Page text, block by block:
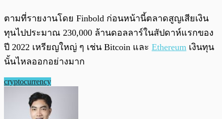
ตามที่รายงานโดย Finbold ก่อนหน้านี้ตลาดสูญเสียเงิน
ทุนไปประมาณ 230,000 ล้านดอลลาร์ในสัปดาห์แรกของ
ปี 2022 เหรียญใหญ่ ๆ เช่น Bitcoin และ Ethereum เงินทุน
นั้นไหลออกอย่างมาก
cryptocurrency